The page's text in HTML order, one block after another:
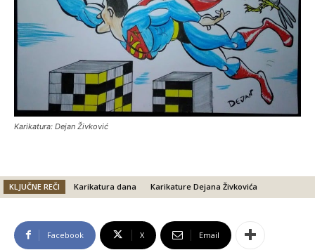
Karikatura: Dejan Živković
KLJUČNE REČI Karikatura dana Karikature Dejana Živkovića
Facebook X Email